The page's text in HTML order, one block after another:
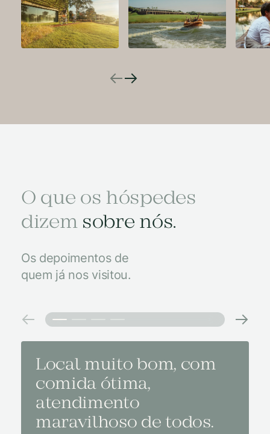
O que os hóspedes
dizem sobre nós.
Os depoimentos de
quem já nos visitou.
Local muito bom, com
comida ótima,
atendimento
maravilhoso de todos.